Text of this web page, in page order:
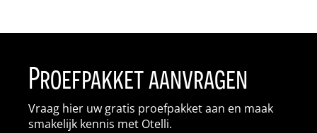
Proefpakket aanvragen
Vraag hier uw gratis proefpakket aan en maak
smakelijk kennis met Otelli.